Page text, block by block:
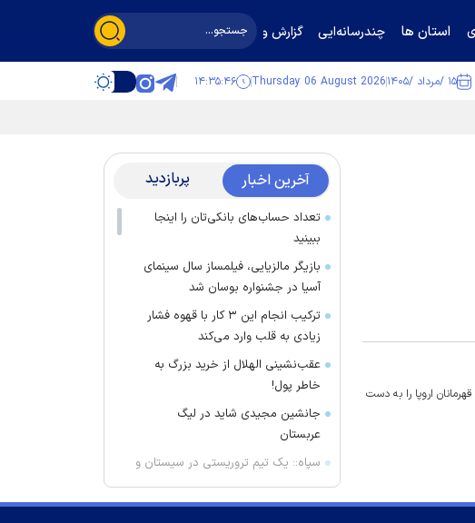
استان ها چندرسانه‌ایی گزارش و گفت‌وگو
۱۵ /مرداد /۱۴۰۵ Thursday 06 August 2026 ۱۴:۳۵:۴۶
اروپا را به دست
آخرین اخبار پربازدید
تعداد حساب‌های بانکی‌تان را اینجا
ببینید
بازیگر مالزیایی، فیلمساز سال سینمای
آسیا در جشنواره بوسان شد
ترکیب انجام این ۳ کار با قهوه فشار
زیادی به قلب وارد می‌کند
عقب‌نشینی الهلال از خرید بزرگ به
خاطر پول!
جانشین مجیدی شاید در لیگ
عربستان
سپاه:: یک تیم تروریستی در سیستان و
بلوچستان مورد ضربه قرار گرفت
سهم ۵ درصدی ایران از ماینینگ